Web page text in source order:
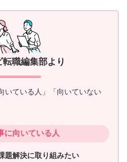
転職編集部より
いている人」「向いていない
に向いている人
題解決に取り組みたい